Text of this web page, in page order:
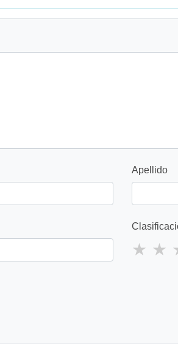
Apellido